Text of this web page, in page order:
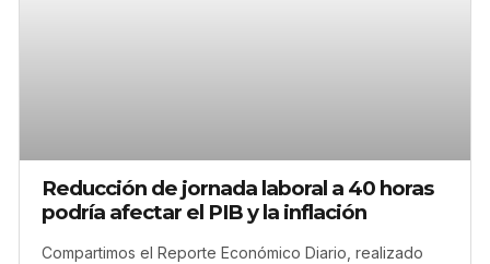
Reducción de jornada laboral a 40 horas
podría afectar el PIB y la inflación
Compartimos el Reporte Económico Diario, realizado